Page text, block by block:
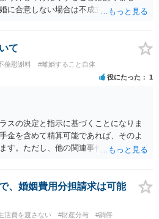
に合意しない場合は不成立になり」、
立を希望するなら、夫が離婚に前向き
、模索するほかありません（極端な話
ら離婚してもよい」として提示された
方法しかないかもしれません）。た
う考えを見透かされてしまうと、逆に
、注意する必要があります。 夫が離婚
れば、むしろ淡々と調停不成立にして
判決へ持っていく方が近道であること
を含め、弁護士へ相談・依頼した方が
て
倫慰謝料 #離婚すること自体
役にたった 1
スの決定と指示に基づくことになりま
金を含めて精算可能であれば、そのよ
す。ただし、他の関連事件でも相手方
、法テラスへお尋ねいただいた方が確
、婚姻費用分担請求は可能
活費を渡さない #財産分与
#調停